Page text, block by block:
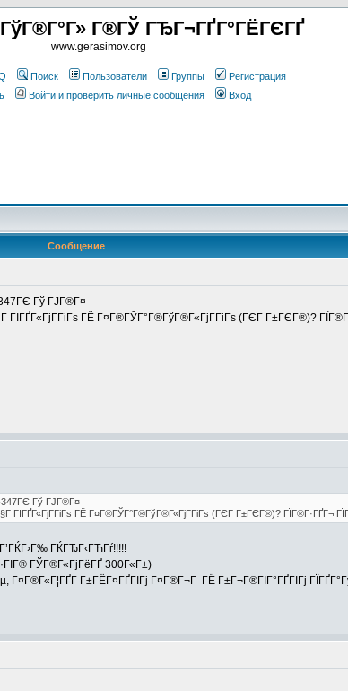
Г®ГЎ ГЂГ¬ГҐГ°ГЁГЄГҐ
www.gerasimov.org
Поиск Пользователи Группы
Регистрация
Войти и проверить личные сообщения Вход
Сообщение
Гў ГЈГ®Г¤
ГІГҐГ«ГјГ­ГіГѕ ГЁ Г¤Г®ГЎГ°Г®ГўГ®Г«ГјГ­ГіГѕ (ГЄГ Г±ГЄГ®)?
347ГЄ Гў ГЈГ®Г¤
ГІГҐГ«ГјГ­ГіГѕ ГЁ Г¤Г®ГЎГ°Г®ГўГ®Г«ГјГ­ГіГѕ (ГЄГ Г±ГЄГ®)? ГЇГ®Г·ГҐГ¬
ГЌГЂГ‹ГЋГѓ!!!!!
ГЎГ®Г«ГјГёГҐ 300Г«Г±)
Г±ГЁГ¤ГҐГІГј Г¤Г®Г¬Г ГЁ Г±Г¬Г®ГІГ°ГҐГІГј